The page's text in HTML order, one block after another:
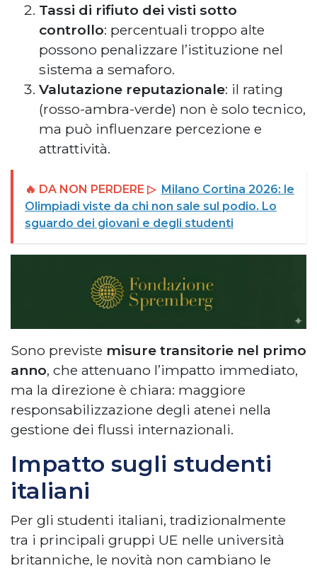
Tassi di rifiuto dei visti sotto
controllo: percentuali troppo alte
possono penalizzare l’istituzione nel
sistema a semaforo.
Valutazione reputazionale: il rating
(rosso-ambra-verde) non è solo tecnico,
ma può influenzare percezione e
attrattività.
🔥 DA NON PERDERE ▷ Milano Cortina 2026: le
Olimpiadi viste da chi non sale sul podio. Lo
sguardo dei giovani e degli studenti
Sono previste misure transitorie nel primo
anno, che attenuano l’impatto immediato,
ma la direzione è chiara: maggiore
responsabilizzazione degli atenei nella
gestione dei flussi internazionali.
Impatto sugli studenti
italiani
Per gli studenti italiani, tradizionalmente
tra i principali gruppi UE nelle università
britanniche, le novità non cambiano le